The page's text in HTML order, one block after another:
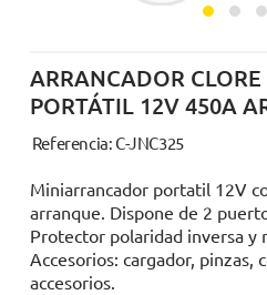
ARRANCADOR
PORTÁTIL 12V 450A
Referencia: C-JNC325
Miniarrancador portatil 12V
arranque. Dispone de 2
Protector polaridad inversa y
Accesorios: cargador, pinzas,
accesorios.